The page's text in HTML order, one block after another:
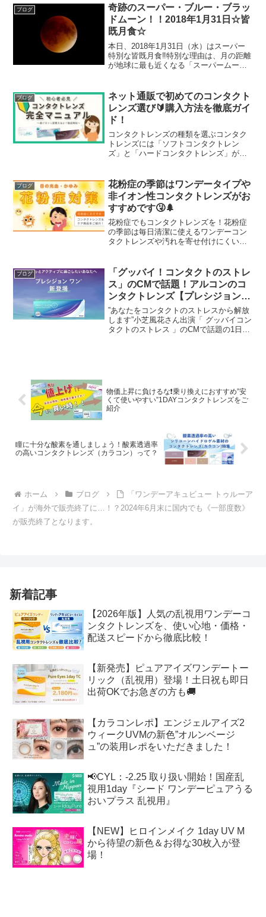
デートーリック』です。高含水58％・UV
カット対応・豊富な乱...
ブログ
奇跡のスーパー・ブルー・ブラッ
ドムーン！！2018年1月31日☆皆
既月食☆
本日、2018年1月31日（水）はスーパー
特別な皆既月食‼特別な理由は、月の距離
が地球に最も近くなる「スーパームー
っぽく見える「ブラッドムーン」がすべ
て同時に起こるそ...
ブログ
ネット通販で初めてのコンタクト
レンズ選び🔰購入方法を徹底ガイ
ド！
コンタクトレンズの種類を選ぶコンタク
トレンズには「ソフトコンタクトレン
ズ」と「ハードコンタクトレンズ」があ
増加しています。ハードコンタクトレン
ズとソフトコンタクトレンズの...
ブログ
花粉症の季節はワンデータイプや
非イオン性コンタクトレンズがお
すすめです🤧🌲
花粉症でもコンタクトレンズを！花粉症
の季節は毎日清潔に使えるワンデーコン
タクトレンズや汚れを寄せ付けにくい非
キングやおすすめ商品をご紹介。
ブログ
「グッバイ！コンタクトのストレ
ス」のCMで話題！アルコンのコ
ンタクトレンズ【プレシジョン
ワン】
”あなたをコンタクトのストレスから解放
します”小芝風花さん出演「 グッバイコン
タクトのストレス 」のCMで話題の1日使
物価上昇に負けるな❗乗り換えにおすすめ”安
くて使いやすい”1DAYコンタクトレンズをご
紹介
瞳に十分な酸素を通しましょう！酸素透過率
の高いコンタクトレンズ（カラコン）って？
ホーム ブログ
「ワンデーアキュビュー トゥルーア
イ」が海外で販売終了に…！？2024年6月末に国内でも《一部度数》
が販売終了となります。
新着記事
【2026年版】人気の乱視用ワンデーコ
ンタクトレンズを、使い心地・価格・
配送スピードから徹底比較！
【新発売】ピュアアイズワンデートー
リック（乱視用）登場！土日祝も即日
出荷OKでお急ぎの方も🚚
【カラコンレポ】エンジェルアイズ2
ウィークUVMの新色”オルンベージ
ュ”の装用レポをいただきました！
📢CYL：-2.25 取り扱い開始！国産乱
視用1day『シード ワンデーピュアうる
おいプラス 乱視用』
【NEW】ヒロインメイク 1day UV M
から待望の新色＆お得な30枚入が登
場！